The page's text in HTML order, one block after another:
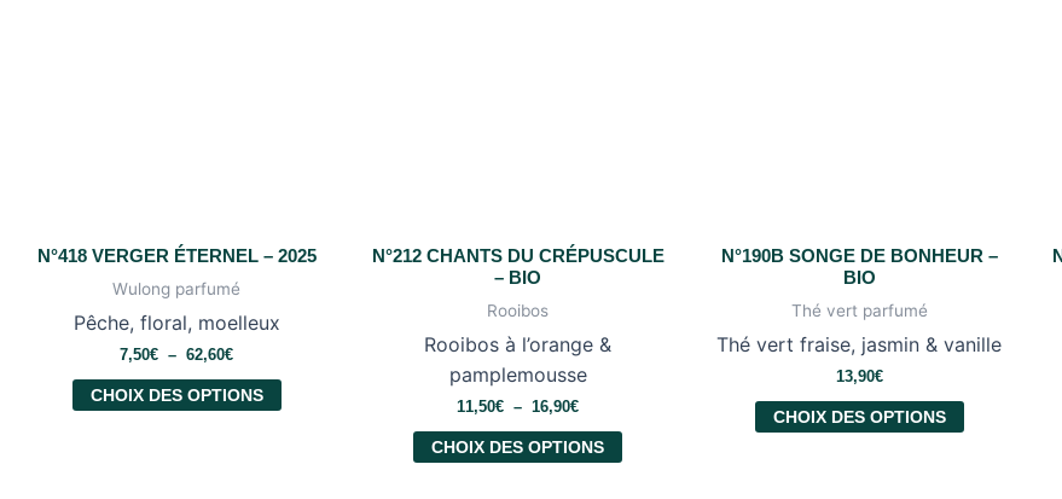
N°418 VERGER ÉTERNEL – 2025
Wulong parfumé
Pêche, floral, moelleux
7,50€ – 62,60€
CHOIX DES OPTIONS
N°212 CHANTS DU CRÉPUSCULE
– BIO
Rooibos
Rooibos à l’orange &
pamplemousse
11,50€ – 16,90€
CHOIX DES OPTIONS
N°190B SONGE DE BONHEUR –
BIO
Thé vert parfumé
Thé vert fraise, jasmin & vanille
13,90€
CHOIX DES OPTIONS